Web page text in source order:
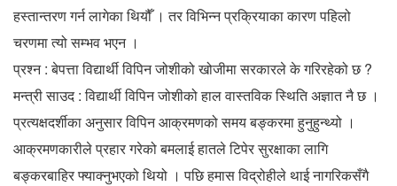
हस्तान्तरण गर्न लागेका थियौँ । तर विभिन्न प्रक्रियाका कारण पहिलो
चरणमा त्यो सम्भव भएन ।
प्रश्न : बेपत्ता विद्यार्थी विपिन जोशीको खोजीमा सरकारले के गरिरहेको छ ?
मन्त्री साउद : विद्यार्थी विपिन जोशीको हाल वास्तविक स्थिति अज्ञात नै छ ।
प्रत्यक्षदर्शीका अनुसार विपिन आक्रमणको समय बङ्करमा हुनुहुन्थ्यो ।
आक्रमणकारीले प्रहार गरेको बमलाई हातले टिपेर सुरक्षाका लागि
बङ्करबाहिर फ्याक्नुभएको थियो । पछि हमास विद्रोहीले थाई नागरिकसँगै